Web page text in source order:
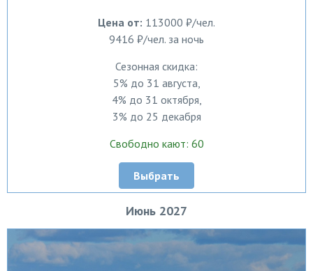
Цена от: 113000 ₽/чел.
9416 ₽/чел. за ночь
Сезонная скидка:
5% до 31 августа,
4% до 31 октября,
3% до 25 декабря
Свободно кают: 60
Выбрать
Июнь 2027